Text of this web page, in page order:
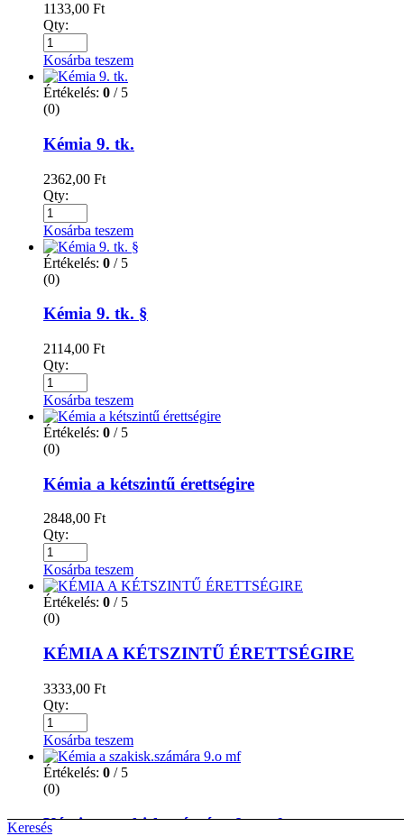
1133,00 Ft
Qty:
Kosárba teszem
Értékelés: 0 / 5
(0)
Kémia 9. tk.
2362,00 Ft
Qty:
Kosárba teszem
Értékelés: 0 / 5
(0)
Kémia 9. tk. §
2114,00 Ft
Qty:
Kosárba teszem
Értékelés: 0 / 5
(0)
Kémia a kétszintű érettségire
2848,00 Ft
Qty:
Kosárba teszem
Értékelés: 0 / 5
(0)
KÉMIA A KÉTSZINTŰ ÉRETTSÉGIRE
3333,00 Ft
Qty:
Kosárba teszem
Értékelés: 0 / 5
(0)
Kémia a szakisk.számára 9.o mf
Keresés